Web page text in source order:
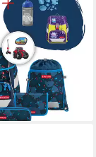
2IN1 PLUS
9-teilig, blau
317,96 €
4 Werktagen bei dir